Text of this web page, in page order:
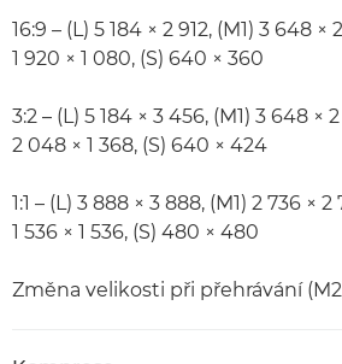
16:9 – (L) 5 184 × 2 912, (M1) 3 648 ×
1 920 × 1 080, (S) 640 × 360
3:2 – (L) 5 184 × 3 456, (M1) 3 648 ×
2 048 × 1 368, (S) 640 × 424
1:1 – (L) 3 888 × 3 888, (M1) 2 736 × 2
1 536 × 1 536, (S) 480 × 480
Změna velikosti při přehrávání